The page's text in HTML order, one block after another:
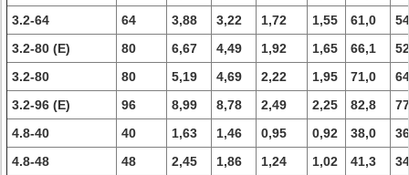
3.2-64
64 3,88 3,22 1,72 1,55 61,0
3.2-80 (E)
80 6,67 4,49 1,92 1,65 66,1
3.2-80
80 5,19 4,69 2,22 1,95 71,0
3.2-96 (E)
96 8,99 8,78 2,49 2,25 82,8
4.8-40
40 1,63 1,46 0,95 0,92 38,0
4.8-48
48 2,45 1,86 1,24 1,02 41,3